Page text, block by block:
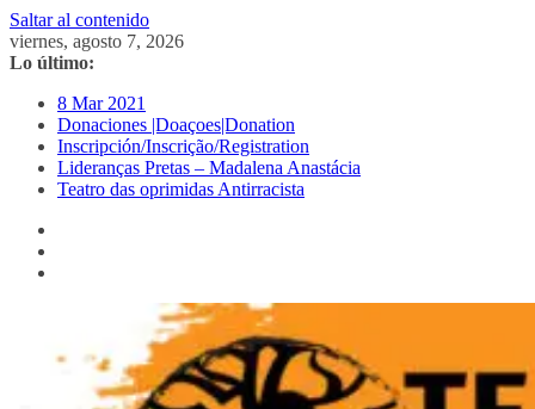
Saltar al contenido
viernes, agosto 7, 2026
Lo último:
8 Mar 2021
Donaciones |Doaçoes|Donation
Inscripción/Inscrição/Registration
Lideranças Pretas – Madalena Anastácia
Teatro das oprimidas Antirracista